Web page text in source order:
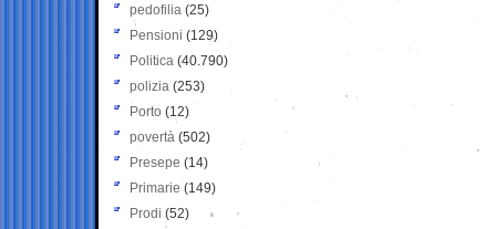
pedofilia (25)
Pensioni (129)
Politica (40.790)
polizia (253)
Porto (12)
povertà (502)
Presepe (14)
Primarie (149)
Prodi (52)